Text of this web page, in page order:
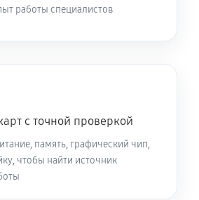
работы специалистов
с точной проверкой
память, графический чип,
чтобы найти источник